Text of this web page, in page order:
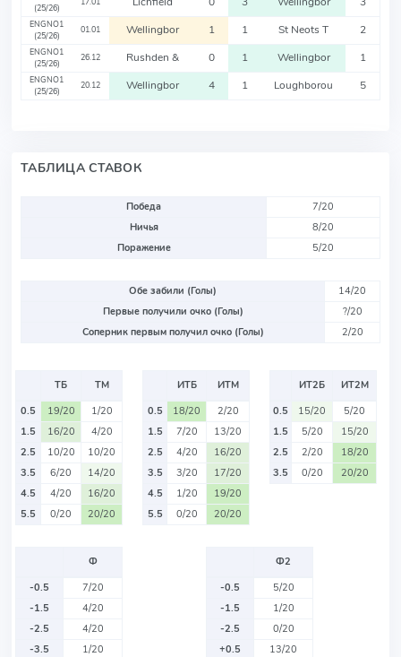
(25/26)
ENGNO1
(25/26)
01.01 Wellingbor 1 1 St Neots T 2
ENGNO1
(25/26)
26.12 Rushden & 0 1 Wellingbor 1
ENGNO1
(25/26)
20.12 Wellingbor 4 1 Loughborou 5
ТАБЛИЦА СТАВОК
Победа
7/20
Ничья
8/20
Поражение
5/20
Обе забили (Голы)
14/20
Первые получили очко (Голы)
?/20
Соперник первым получил очко (Голы)
2/20
ТБ
ТМ
0.5
19/20
1/20
1.5
16/20
4/20
2.5
10/20
10/20
3.5
6/20
14/20
4.5
4/20
16/20
5.5
0/20 20/20
ИТБ
ИТМ
0.5
18/20
2/20
1.5
7/20
13/20
2.5
4/20
16/20
3.5
3/20
17/20
4.5
1/20
19/20
5.5
0/20 20/20
ИТ2Б
ИТ2М
0.5
15/20
5/20
1.5
5/20
15/20
2.5
2/20
18/20
3.5
0/20 20/20
Ф
-0.5
7/20
-1.5
4/20
-2.5
4/20
-3.5
1/20
Ф2
-0.5
5/20
-1.5
1/20
-2.5
0/20
+0.5
13/20